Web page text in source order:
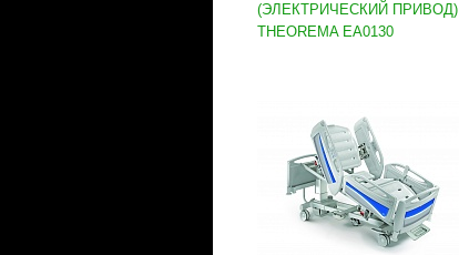
(ЭЛЕКТРИЧЕСКИЙ ПРИВОД)
THEOREMA EA0130